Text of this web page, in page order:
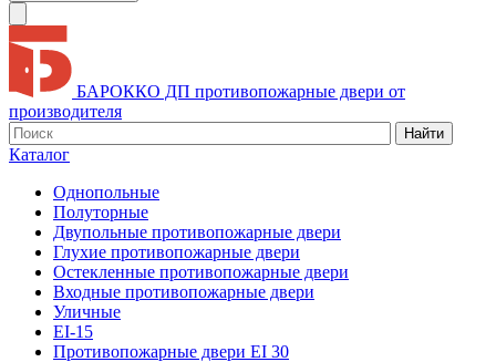
БАРОККО ДП противопожарные двери от
производителя
Найти
Каталог
Однопольные
Полуторные
Двупольные противопожарные двери
Глухие противопожарные двери
Остекленные противопожарные двери
Входные противопожарные двери
Уличные
EI-15
Противопожарные двери EI 30